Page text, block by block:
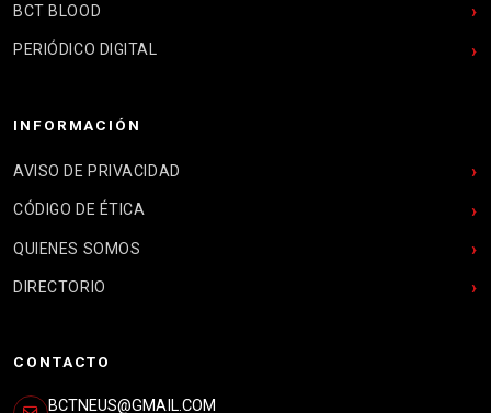
BCT BLOOD
PERIÓDICO DIGITAL
INFORMACIÓN
AVISO DE PRIVACIDAD
CÓDIGO DE ÉTICA
QUIENES SOMOS
DIRECTORIO
CONTACTO
BCTNEUS@GMAIL.COM